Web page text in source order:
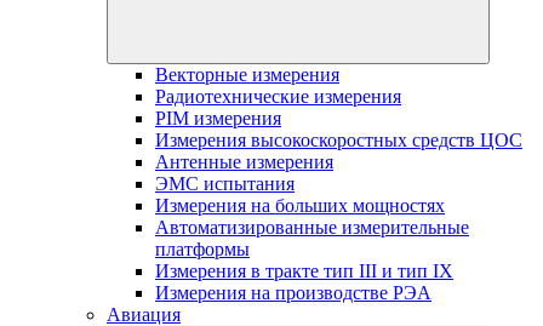
Векторные измерения
Радиотехнические измерения
PIM измерения
Измерения высокоскоростных средств ЦОС
Антенные измерения
ЭМС испытания
Измерения на больших мощностях
Автоматизированные измерительные
платформы
Измерения в тракте тип III и тип IX
Измерения на производстве РЭА
Авиация